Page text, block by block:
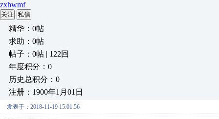
zxhwmf
关注 私信
精华：0帖
求助：0帖
帖子：0帖 | 122回
年度积分：0
历史总积分：0
注册：1900年1月01日
发表于：2018-11-19 15:01:56